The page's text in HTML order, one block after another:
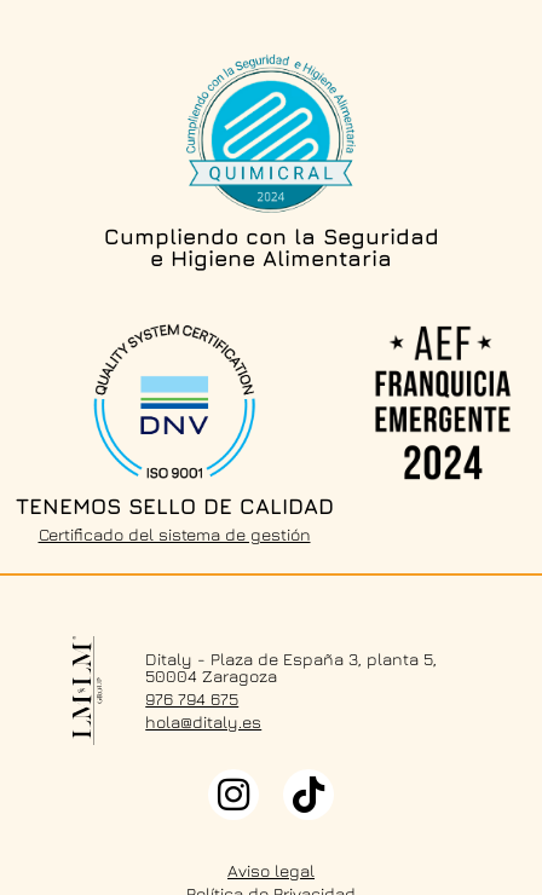
Cumpliendo con la Seguridad
e Higiene Alimentaria
TENEMOS SELLO DE CALIDAD
Certificado del sistema de gestión
Ditaly - Plaza de España 3, planta 5,
50004 Zaragoza
976 794 675
hola@ditaly.es
Aviso legal